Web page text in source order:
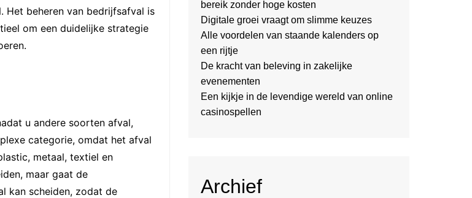
Het beheren van bedrijfsafval is
om een duidelijke strategie
u andere soorten afval,
categorie, omdat het afval
metaal, textiel en
maar gaat de
kan scheiden, zodat de
bereik zonder hoge kosten
Digitale groei vraagt om slimme keuzes
Alle voordelen van staande kalenders op
een rijtje
De kracht van beleving in zakelijke
evenementen
Een kijkje in de levendige wereld van online
casinospellen
Archief